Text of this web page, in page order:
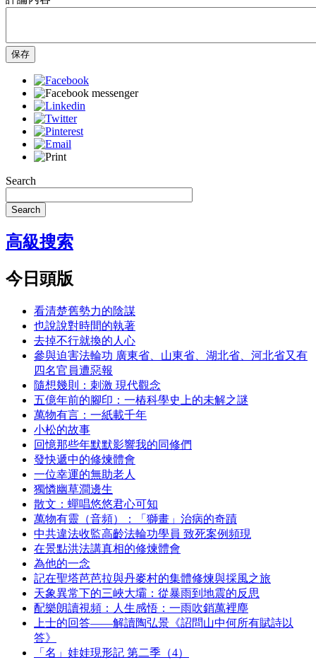
保存
Search
Search
高級搜索
今日頭版
看清楚舊勢力的陰謀
也說說對時間的執著
去掉不行就換的人心
參與迫害法輪功 廣東省、山東省、湖北省、河北省又有
四名官員遭惡報
隨想幾則：刺激 現代觀念
五億年前的腳印：一樁科學史上的未解之謎
萬物有言：一紙載千年
小松的故事
回憶那些年默默影響我的同修們
發快遞中的修煉體會
一位幸運的無助老人
獨憐幽草澗邊生
散文：蟬唱悠悠君心可知
萬物有靈（音頻）：「獅畫」治病的奇蹟
中共違法收監高齡法輪功學員 致死案例頻現
在景點洪法講真相的修煉體會
為他的一念
記在聖塔芭芭拉與丹麥村的集體修煉與採風之旅
天象異常下的三峽大壩：從暴雨到地震的反思
配樂朗讀視頻：人生感悟：一雨吹銷萬裡塵
上士的回答——解讀陶弘景《詔問山中何所有賦詩以
答》
「名」娃娃現形記 第二季（4）